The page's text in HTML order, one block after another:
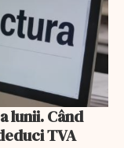
lunii. Când
TVA